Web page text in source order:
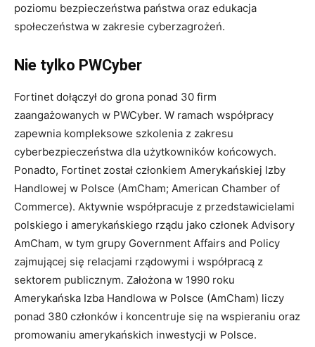
poziomu bezpieczeństwa państwa oraz edukacja
społeczeństwa w zakresie cyberzagrożeń.
Nie tylko PWCyber
Fortinet dołączył do grona ponad 30 firm
zaangażowanych w PWCyber. W ramach współpracy
zapewnia kompleksowe szkolenia z zakresu
cyberbezpieczeństwa dla użytkowników końcowych.
Ponadto, Fortinet został członkiem Amerykańskiej Izby
Handlowej w Polsce (AmCham; American Chamber of
Commerce). Aktywnie współpracuje z przedstawicielami
polskiego i amerykańskiego rządu jako członek Advisory
AmCham, w tym grupy Government Affairs and Policy
zajmującej się relacjami rządowymi i współpracą z
sektorem publicznym. Założona w 1990 roku
Amerykańska Izba Handlowa w Polsce (AmCham) liczy
ponad 380 członków i koncentruje się na wspieraniu oraz
promowaniu amerykańskich inwestycji w Polsce.